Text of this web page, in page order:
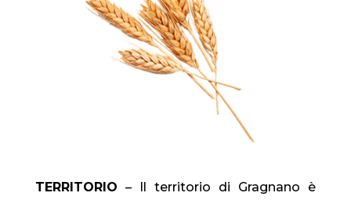
TERRITORIO – Il territorio di Gragnano è